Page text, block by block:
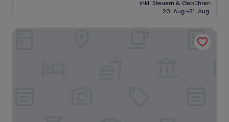
beträgt
inkl. Steuern & Gebühren
20. Aug.–21. Aug.